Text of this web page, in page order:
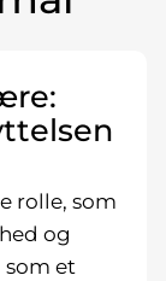
rolle, som
og
som et